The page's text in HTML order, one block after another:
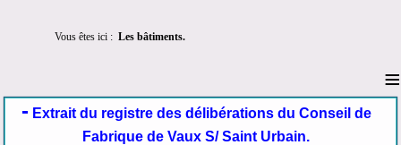
Vous êtes ici : Les bâtiments.
≡
- Extrait du registre des délibérations du Conseil de
Fabrique de Vaux S/ Saint Urbain.